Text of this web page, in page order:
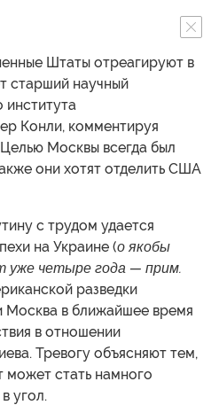
Штаты отреагируют в
старший научный
института
Конли, комментируя
Москвы всегда был
они хотят отделить США
с трудом удается
на Украине (о якобы
уже четыре года — прим.
разведки
Москва в ближайшее время
в отношении
Тревогу объясняют тем,
может стать намного
угол.